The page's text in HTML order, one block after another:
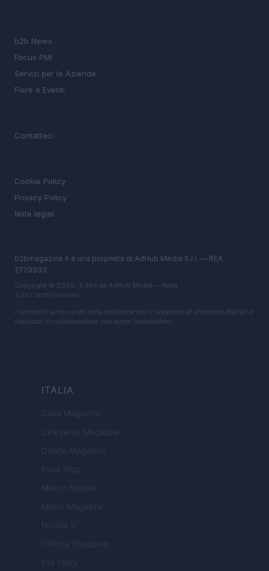
b2b News
Focus PMI
Servizi per le Aziende
Fiere e Eventi
Contattaci
Cookie Policy
Privacy Policy
Note legali
b2bmagazine.it è una proprietà di AdHub Media S.r.l. — REA
2729933
Copyright © 2026 · Edito da AdHub Media — Italia
Tutti i diritti riservati
I contenuti sono curati dalla redazione con il supporto di strumenti digitali e
realizzati in collaborazione con autori indipendenti.
ITALIA
Casa Magazine
Cineverse Magazine
Donne Magazine
Food Blog
Milano Notizie
Motor Magazine
Notizie.it
Offerte Shopping
Pet Story